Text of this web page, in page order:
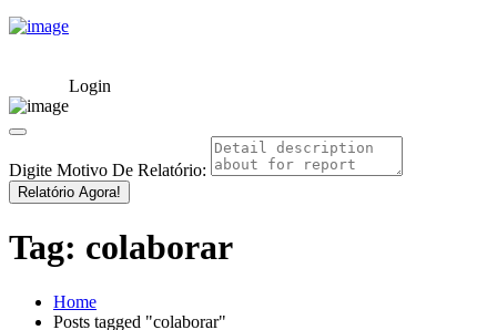
Login
Digite Motivo De Relatório:
Relatório Agora!
Tag: colaborar
Home
Posts tagged "colaborar"